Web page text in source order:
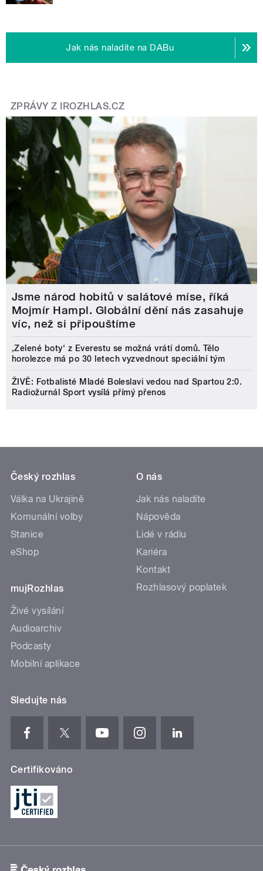
Jak nás naladíte na DABu
ZPRÁVY Z IROZHLAS.CZ
Jsme národ hobitů v salátové míse, říká
Mojmír Hampl. Globální dění nás zasahuje
víc, než si připouštíme
‚Zelené boty‘ z Everestu se možná vrátí domů. Tělo
horolezce má po 30 letech vyzvednout speciální tým
ŽIVĚ: Fotbalisté Mladé Boleslavi vedou nad Spartou 2:0.
Radiožurnál Sport vysílá přímý přenos
Český rozhlas
Válka na Ukrajině
Komunální volby
Stanice
eShop
mujRozhlas
Živé vysílání
Audioarchiv
Podcasty
Mobilní aplikace
O nás
Jak nás naladíte
Nápověda
Lidé v rádiu
Kariéra
Kontakt
Rozhlasový poplatek
Sledujte nás
Certifikováno